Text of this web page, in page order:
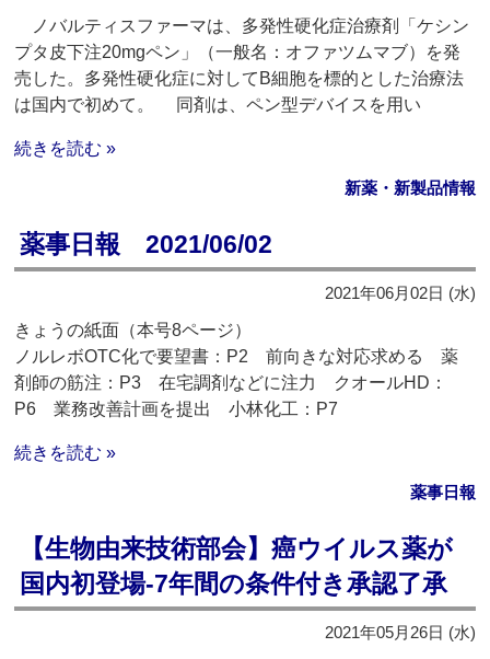
ノバルティスファーマは、多発性硬化症治療剤「ケシン
プタ皮下注20mgペン」（一般名：オファツムマブ）を発
売した。多発性硬化症に対してB細胞を標的とした治療法
は国内で初めて。 同剤は、ペン型デバイスを用い
続きを読む »
新薬・新製品情報
薬事日報 2021/06/02
2021年06月02日 (水)
きょうの紙面（本号8ページ）
ノルレボOTC化で要望書：P2 前向きな対応求める 薬
剤師の筋注：P3 在宅調剤などに注力 クオールHD：
P6 業務改善計画を提出 小林化工：P7
続きを読む »
薬事日報
【生物由来技術部会】癌ウイルス薬が
国内初登場‐7年間の条件付き承認了承
2021年05月26日 (水)